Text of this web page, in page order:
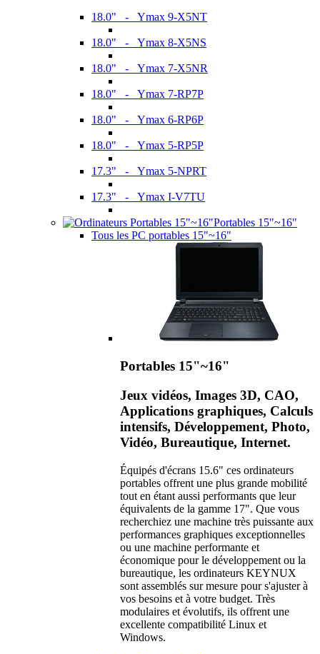
18.0" - Ymax 9-X5NT
18.0" - Ymax 8-X5NS
18.0" - Ymax 7-X5NR
18.0" - Ymax 7-RP7P
18.0" - Ymax 6-RP6P
18.0" - Ymax 5-RP5P
17.3" - Ymax 5-NPRT
17.3" - Ymax I-V7TU
Portables 15"~16"
Tous les PC portables 15"~16"
Portables 15"~16"
Jeux vidéos, Images 3D, CAO,
Applications graphiques, Calculs
intensifs, Développement, Photo,
Vidéo, Bureautique, Internet.
Équipés d'écrans 15.6" ces ordinateurs
portables offrent une plus grande mobilité
tout en étant aussi performants que leur
équivalents de la gamme 17". Que vous
recherchiez une machine très puissante aux
performances graphiques exceptionnelles
ou une machine performante et
économique pour le développement ou la
bureautique, les ordinateurs KEYNUX
sont assemblés sur mesure pour s'ajuster à
vos besoins et à votre budget. Très
modulaires et évolutifs, ils offrent une
excellente compatibilité Linux et
Windows.